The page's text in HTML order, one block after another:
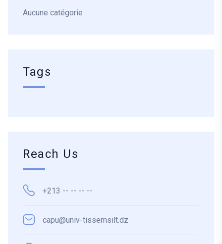
Aucune catégorie
Tags
Reach Us
+213 -- -- -- --
capu@univ-tissemsilt.dz